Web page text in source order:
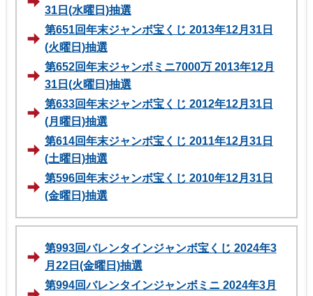
31日(水曜日)抽選
第651回年末ジャンボ宝くじ 2013年12月31日
(火曜日)抽選
第652回年末ジャンボミニ7000万 2013年12月
31日(火曜日)抽選
第633回年末ジャンボ宝くじ 2012年12月31日
(月曜日)抽選
第614回年末ジャンボ宝くじ 2011年12月31日
(土曜日)抽選
第596回年末ジャンボ宝くじ 2010年12月31日
(金曜日)抽選
第993回バレンタインジャンボ宝くじ 2024年3
月22日(金曜日)抽選
第994回バレンタインジャンボミニ 2024年3月